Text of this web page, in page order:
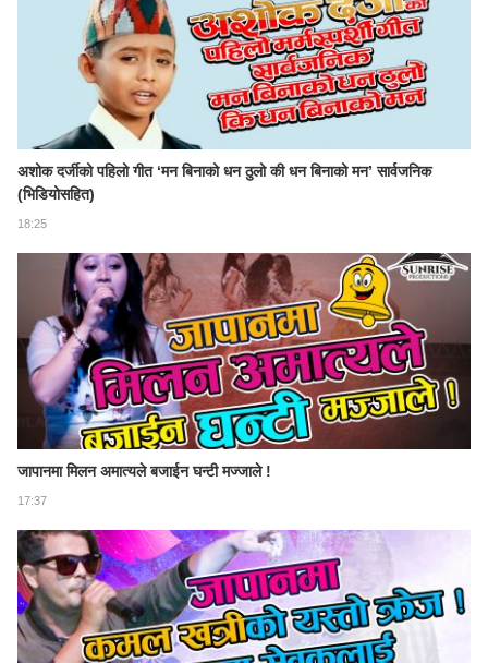
अशोक दर्जीको पहिलो गीत ‘मन बिनाको धन ठुलो की धन बिनाको मन’ सार्वजनिक
(भिडियोसहित)
18:25
जापानमा मिलन अमात्यले बजाईन घन्टी मज्जाले !
17:37